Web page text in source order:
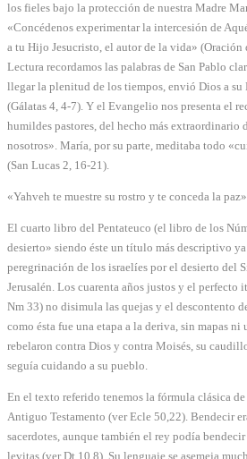
los fieles bajo la protección de nuestra Madre
«Concédenos experimentar la intercesión de
a tu Hijo Jesucristo, el autor de la vida» (Oración
Lectura recordamos las palabras de San Pablo
llegar la plenitud de los tiempos, envió Dios a
(Gálatas 4, 4-7). Y el Evangelio nos presenta el
humildes pastores, del hecho más extraordinario
nosotros». María, por su parte, meditaba todo
(San Lucas 2, 16-21).
«Yahveh te muestre su rostro y te conceda la paz»
El cuarto libro del Pentateuco (el libro de los
desierto» siendo éste un título más descriptivo
peregrinación de los israelíes por el desierto del
Jerusalén. Los cuarenta años justos y el perfecto
Nm 33) no disimula las quejas y el descontento
como ésta fue una etapa a la deriva, sin mapas ni
rebelaron contra Dios y contra Moisés, su
seguía cuidando a su pueblo.
En el texto referido tenemos la fórmula clásica
Antiguo Testamento (ver Ecle 50,22). Bendecir
sacerdotes, aunque también el rey podía
levitas (ver Dt 10,8). Su lenguaje se asemeja